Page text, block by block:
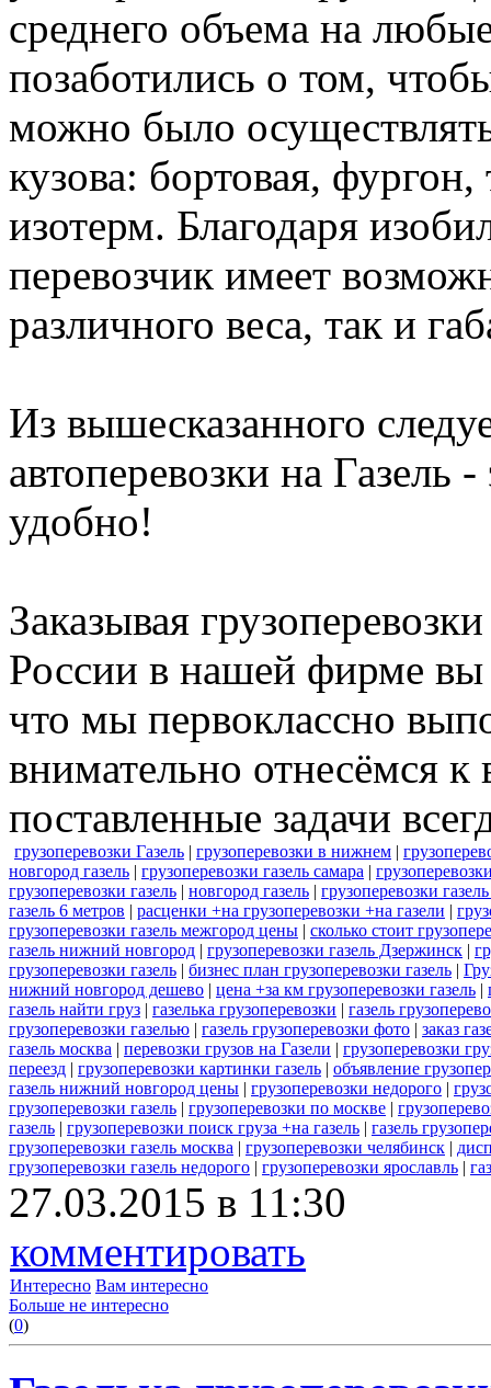
среднего объема на
позаботились о том,
можно было
кузова: бортовая,
изотерм. Благодаря
перевозчик имеет
различного веса, так и
Из вышесказанного
автоперевозки на Газель
удобно!
Заказывая
России в нашей фирме
что мы первоклассно
внимательно отнесёмся
поставленные задачи
грузоперевозки Газель | грузоперевозки в нижнем |
новгород газель | грузоперевозки газель самара |
грузоперевозки газель | новгород газель | грузоперевозки
газель 6 метров | расценки +на грузоперевозки +на газели |
грузоперевозки газель межгород цены | сколько стоит
газель нижний новгород | грузоперевозки газель Дзержинск |
грузоперевозки газель | бизнес план грузоперевозки газель |
нижний новгород дешево | цена +за км грузоперевозки газель |
газель найти груз | газелька грузоперевозки | газель
грузоперевозки газелью | газель грузоперевозки фото | заказ
газель москва | перевозки грузов на Газели | грузоперевозки
переезд | грузоперевозки картинки газель | объявление
газель нижний новгород цены | грузоперевозки недорого |
грузоперевозки газель | грузоперевозки по москве |
газель | грузоперевозки поиск груза +на газель | газель
грузоперевозки газель москва | грузоперевозки челябинск |
грузоперевозки газель недорого | грузоперевозки ярославль |
27.03.2015 в 11:30
комментировать
Интересно Вам интересно
Больше не интересно
(0)